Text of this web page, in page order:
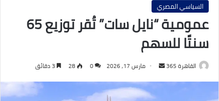
السياسي المصري
عمومية “نايل سات” تُقر توزيع 65
سنتًا للسهم
القاهرة 365
أرسل
إلكترونيا
مارس 17, 2026 0
28